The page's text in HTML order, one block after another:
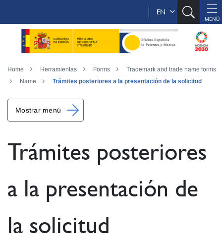
EN
Home Herramientas Forms
Trademark and trade name forms
Name
Trámites posteriores a la presentación de la solicitud
Mostrar menú
Trámites posteriores
a la presentación de
la solicitud